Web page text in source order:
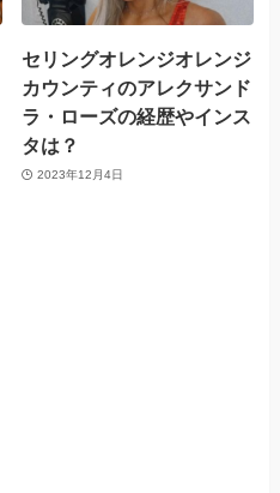
セリングオレンジオレンジ
カウンティのアレクサンド
ラ・ローズの経歴やインス
タは？
2023年12月4日